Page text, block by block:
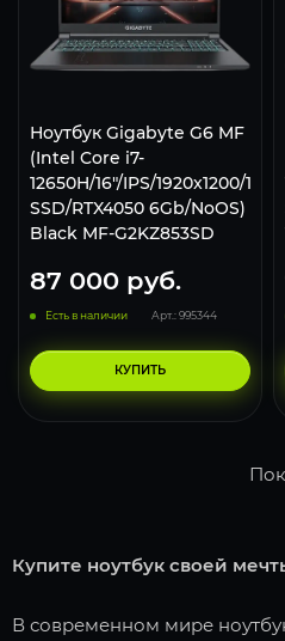
Ноутбук Gigabyte G6 MF
(Intel Core i7-
12650H/16"/IPS/1920x1200/
SSD/RTX4050 6Gb/NoOS)
Black MF-G2KZ853SD
87 000 руб.
Есть в наличии Арт.: 995344
КУПИТЬ
Купите ноутбук своей
В современном мире